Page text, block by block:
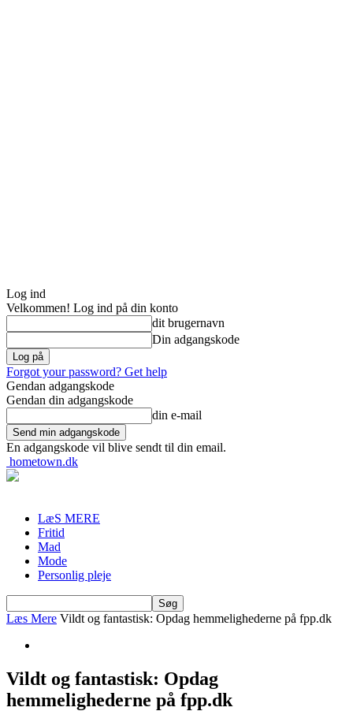
Log ind
Velkommen! Log ind på din konto
dit brugernavn
Din adgangskode
Forgot your password? Get help
Gendan adgangskode
Gendan din adgangskode
din e-mail
En adgangskode vil blive sendt til din email.
hometown.dk
LæS MERE
Fritid
Mad
Mode
Personlig pleje
Læs Mere Vildt og fantastisk: Opdag hemmelighederne på fpp.dk
Vildt og fantastisk: Opdag
hemmelighederne på fpp.dk